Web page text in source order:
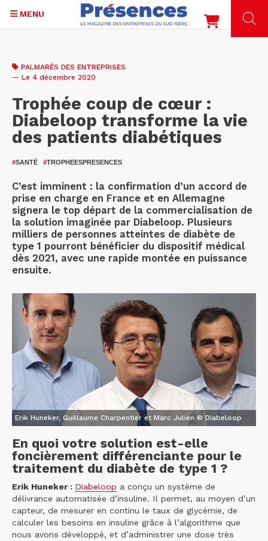
contenu
MENU
PALMARÈS DES ENTREPRISES
— Le 4 décembre 2020
Trophée coup de cœur :
Diabeloop transforme la vie
des patients diabétiques
#SANTÉ #TROPHEESPRESENCES
C’est imminent : la confirmation d’un accord de
prise en charge en France et en Allemagne
signera le top départ de la commercialisation de
la solution imaginée par Diabeloop. Plusieurs
milliers de personnes atteintes de diabète de
type 1 pourront bénéficier du dispositif médical
dès 2021, avec une rapide montée en puissance
ensuite.
Erik Huneker, Guillaume Charpentier et Marc Julien © Diabeloop
En quoi votre solution est-elle
foncièrement différenciante pour le
traitement du diabète de type 1 ?
Erik Huneker : Diabeloop a conçu un système de
délivrance automatisée d’insuline. Il permet, au moyen d’un
capteur, de mesurer en continu le taux de glycémie, de
calculer les besoins en insuline grâce à l’algorithme que
nous avons développé, et d’administrer une dose très